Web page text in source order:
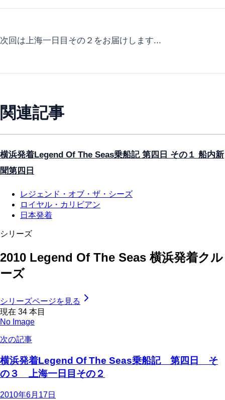
次回は上海一日目その２をお届けします...
関連記事
横浜発着Legend Of The Seas乗船記 第四日 その１ 船内新
聞第四日
レジェンド・オブ・ザ・シーズ
ロイヤル・カリビアン
日本発着
シリーズ
2010 Legend Of The Seas 横浜発着クル
ーズ
シリーズページを見る
現在 34 本目
No Image
次の記事
横浜発着Legend Of The Seas乗船記 第四日 そ
の３ 上海一日目その２
2010年6月17日